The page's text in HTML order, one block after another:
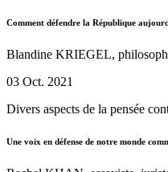
Comment défendre la République
Blandine KRIEGEL,
03 Oct. 2021
Divers aspects de la pensée
Une voix en défense de notre monde